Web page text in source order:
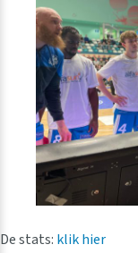
De stats: klik hier